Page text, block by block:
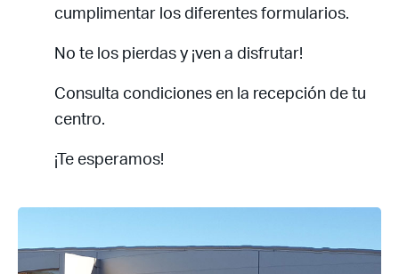
cumplimentar los diferentes formularios.
No te los pierdas y ¡ven a disfrutar!
Consulta condiciones en la recepción de tu
centro.
¡Te esperamos!